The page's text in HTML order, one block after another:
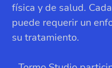
física y de salud.
puede requerir un
su tratamiento.